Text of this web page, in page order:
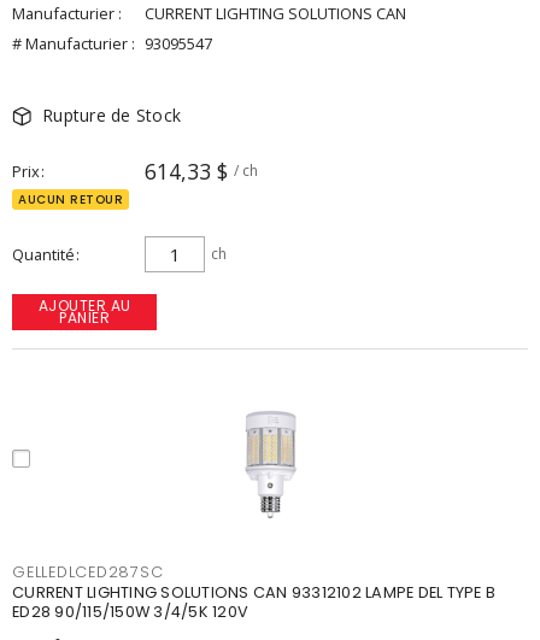
Manufacturier :
CURRENT LIGHTING SOLUTIONS CAN
# Manufacturier : 93095547
Rupture de Stock
Prix 614,33 $ / ch
AUCUN RETOUR
Quantité ch
AJOUTER AU
PANIER
GELLEDLCED287SC
CURRENT LIGHTING SOLUTIONS CAN 93312102 LAMPE DEL TYPE B
ED28 90/115/150W 3/4/5K 120V